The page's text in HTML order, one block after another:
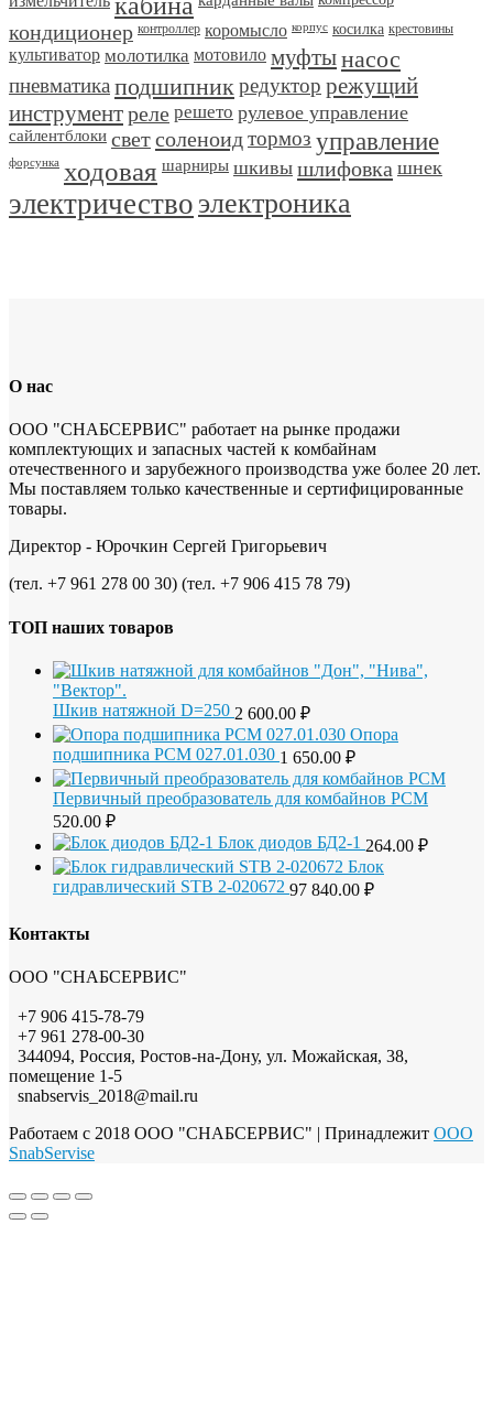
кондиционер контроллер коромысло корпус косилка крестовины
культиватор молотилка мотовило муфтынасос
пневматика подшипник редуктор режущий
инструментреле решето рулевое управление
сайлентблоки светсоленоидтормоз управление
форсунка ходовая шарниры шкивы шлифовка шнек
электричество электроника
О нас
ООО "СНАБСЕРВИС" работает на рынке продажи
комплектующих и запасных частей к комбайнам
отечественного и зарубежного производства уже более 20 лет.
Мы поставляем только качественные и сертифицированные
товары.
Директор - Юрочкин Сергей Григорьевич
(тел. +7 961 278 00 30) (тел. +7 906 415 78 79)
ТОП наших товаров
Шкив натяжной D=250 2 600.00 ₽
Опора
подшипника РСМ 027.01.030 1 650.00 ₽
Первичный преобразователь для комбайнов РСМ
520.00 ₽
Блок диодов БД2-1 264.00 ₽
Блок
гидравлический STB 2-020672 97 840.00 ₽
Контакты
ООО "СНАБСЕРВИС"
+7 906 415-78-79
+7 961 278-00-30
344094, Россия, Ростов-на-Дону, ул. Можайская, 38,
помещение 1-5
snabservis_2018@mail.ru
Работаем с 2018 ООО "СНАБСЕРВИС" | Принадлежит OOO
SnabServise